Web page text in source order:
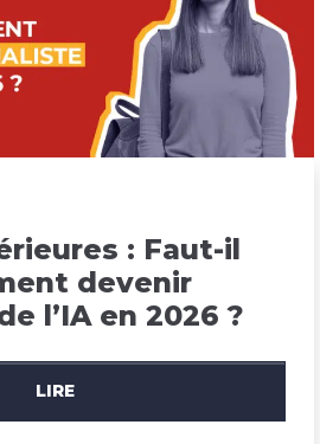
: Faut-il
devenir
l’IA en 2026 ?
LIRE